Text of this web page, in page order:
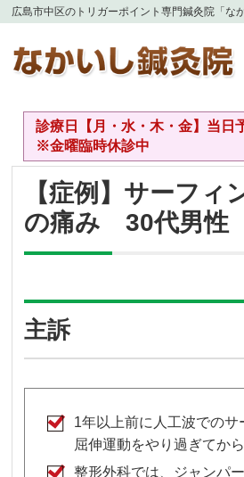
広島市中区のトリガーポイント専門鍼灸院「な
診療日【月・水・木・金】当日
※金曜臨時休診中
【症例】サーフィ
の痛み 30代男性
主訴
1年以上前に人工波でのサ
屈伸運動をやり過ぎてから
整形外科では、ジャンパ